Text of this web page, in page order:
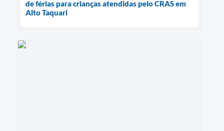
de férias para crianças atendidas pelo CRAS em
Alto Taquari